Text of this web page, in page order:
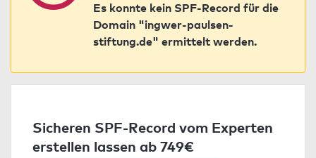
Es konnte kein SPF-Record für die
Domain "ingwer-paulsen-
stiftung.de" ermittelt werden.
Sicheren SPF-Record vom Experten
erstellen lassen ab 749€